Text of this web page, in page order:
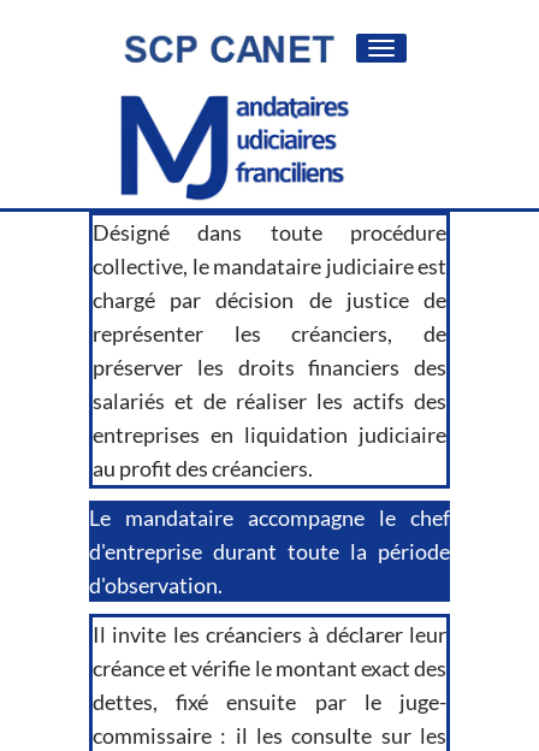
Toggle
Désigné dans toute procédure
collective, le mandataire judiciaire est
chargé par décision de justice de
représenter les créanciers, de
préserver les droits financiers des
salariés et de réaliser les actifs des
entreprises en liquidation judiciaire
au profit des créanciers.
Le mandataire accompagne le chef
d'entreprise durant toute la période
d'observation.
Il invite les créanciers à déclarer leur
créance et vérifie le montant exact des
dettes, fixé ensuite par le juge-
commissaire : il les consulte sur les